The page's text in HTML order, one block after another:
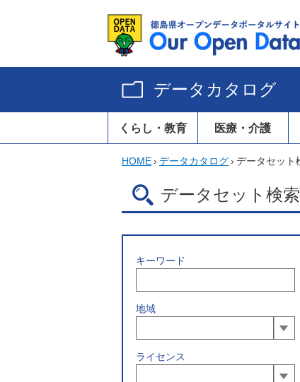
データカタログ
くらし・教育 医療・介護
HOME› データカタログ› データセット
データセット検索
キーワード
地域
ライセンス